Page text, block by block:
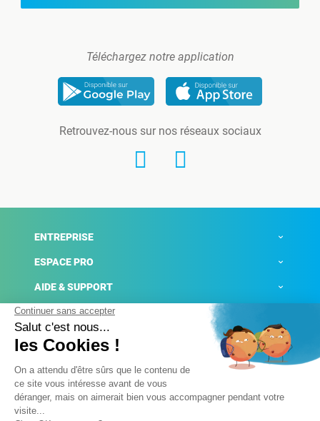
Téléchargez notre application
Retrouvez-nous sur nos réseaux sociaux
ENTREPRISE
ESPACE PRO
AIDE & SUPPORT
ACTUALITÉS
Mentions légales